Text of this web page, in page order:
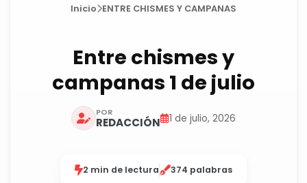
Inicio ENTRE CHISMES Y CAMPANAS
Entre chismes y
campanas 1 de julio
POR
REDACCIÓN 1 de julio, 2026
2 min de lectura 374 palabras